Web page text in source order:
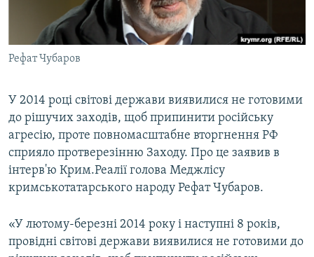
СВІДЧЕННЯ ОКУПАЦІЇ
УКРАЇНСЬКА ПРОБЛЕМА КРИМУ
ІНФОГРАФІКА
Qırımtatar
ДОЛУЧАЙСЯ!
Усі сайти RFE/RL
Рефат Чубаров
У 2014 році світові держави виявилися не готовими
до рішучих заходів, щоб припинити російську
агресію, проте повномасштабне вторгнення РФ
сприяло протверезінню Заходу. Про це заявив в
інтерв'ю Крим.Реалії голова Меджлісу
кримськотатарського народу Рефат Чубаров.
«У лютому-березні 2014 року і наступні 8 років,
провідні світові держави виявилися не готовими до